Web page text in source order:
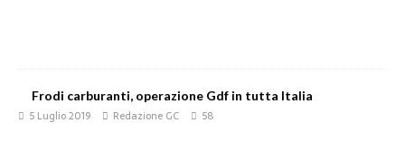
Frodi carburanti, operazione Gdf in tutta Italia
5 Luglio 2019 Redazione GC 58